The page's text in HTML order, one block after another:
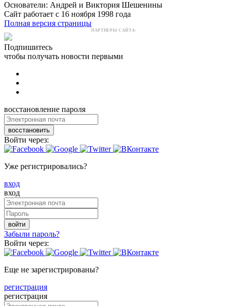
Основатели: Андрей и Виктория Шешенины
Сайт работает с 16 ноября 1998 года
Полная версия страницы
ПАРТНЕРЫ САЙТА:
Подпишитесь
чтобы получать новости первыми
восстановление пароля
восстановить
Войти через:
Уже регистрировались?
вход
вход
войти
Забыли пароль?
Войти через:
Еще не зарегистрированы?
регистрация
регистрация